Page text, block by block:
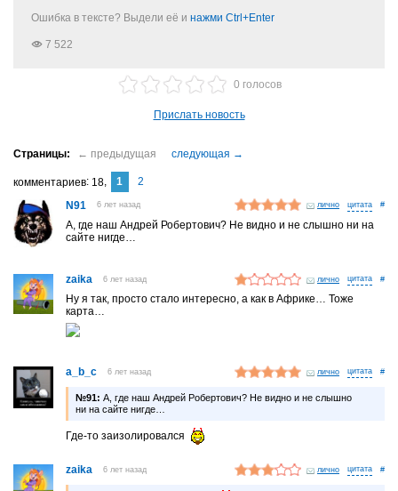
Ошибка в тексте? Выдели её и нажми Ctrl+Enter
7 522
0 голосов
Прислать новость
комментариев 18 1
2
N91
6 лет назад лично #
А, где наш Андрей Робертович? Не видно и не слышно ни на
сайте нигде…
zaika 6 лет назад лично #
Ну я так, просто стало интересно, а как в Африке… Тоже
карта…
a_b_c 6 лет назад лично #
№91: А, где наш Андрей Робертович? Не видно и не слышно
ни на сайте нигде…
Где-то заизолировался
zaika 6 лет назад лично #